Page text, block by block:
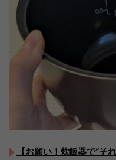
【お願い！炊飯器で“そ